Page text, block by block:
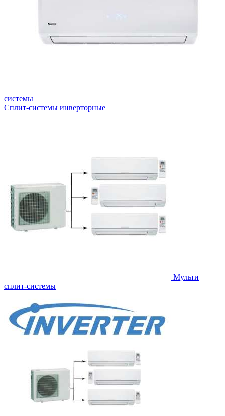
системы
Сплит-системы инверторные
Мульти
сплит-системы